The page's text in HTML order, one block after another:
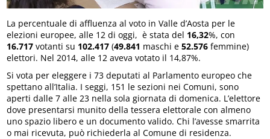
La percentuale di affluenza al voto in Valle d’Aosta per le
elezioni europee, alle 12 di oggi, è stata del 16,32%, con
16.717votanti su 102.417(49.841 maschi e52.576 femmine)
elettori. Nel 2014, alle 12 aveva votato il 14,87%.
Si vota per eleggere i 73 deputati al Parlamento europeo che
spettano all’Italia. I seggi, 151 le sezioni nei Comuni, sono
aperti dalle 7 alle 23 nella sola giornata di domenica. L’elettore
dove presentarsi munito della tessera elettorale con almeno
uno spazio libero e un documento valido. Chi l’avesse smarrita
o mai ricevuta, può richiederla al Comune di residenza.